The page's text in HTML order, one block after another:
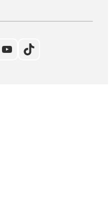
YouTube
TikTok